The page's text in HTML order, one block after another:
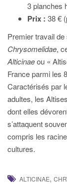
3 planches
Prix : 38 €
Premier travail
Chrysomelidae,
Alticinaeou «
France parmi les
Caractérisés par
adultes, les
dont elles
s’attaquent
compris les
cultures.
ALTICINAE,